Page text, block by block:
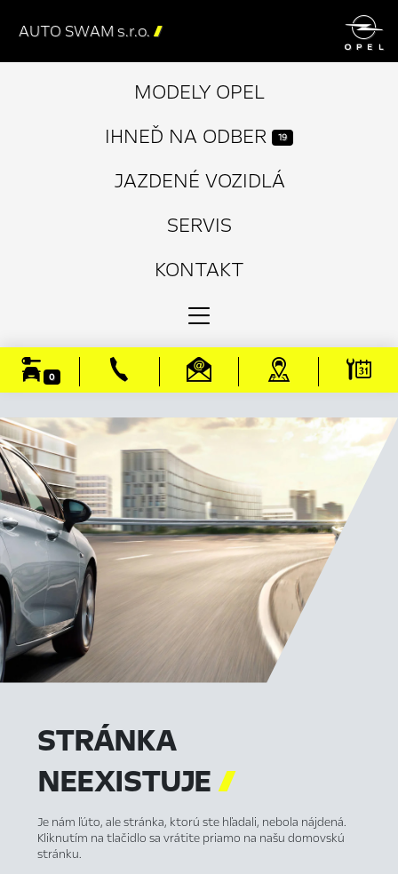

AUTO SWAM s.r.o. 
MODELY OPEL
IHNEĎ NA ODBER 19
JAZDENÉ VOZIDLÁ
SERVIS
KONTAKT
0
STRÁNKA
NEEXISTUJE
Je nám ľúto, ale stránka, ktorú ste hľadali, nebola nájdená.
Kliknutím na tlačidlo sa vrátite priamo na našu domovskú
stránku.